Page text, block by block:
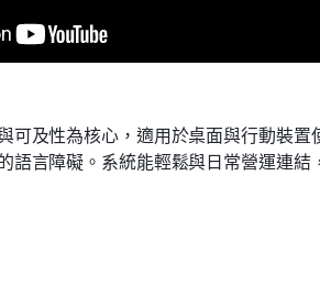
可及性為核心，適用於桌面與行動裝
語言障礙。系統能輕鬆與日常營運連